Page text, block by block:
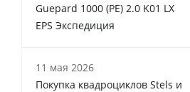
Guepard 1000 (PE) 2.0 K01 LX
EPS Экспедиция
11 мая 2026
Покупка квадроциклов Stels и